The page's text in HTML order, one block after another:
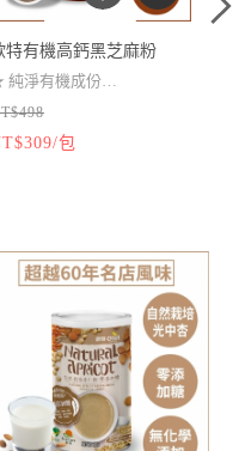
特有機高鈣黑芝麻粉
純淨有機成份
黑芝麻粉+紅海藻鈣 升級鈣
方
包